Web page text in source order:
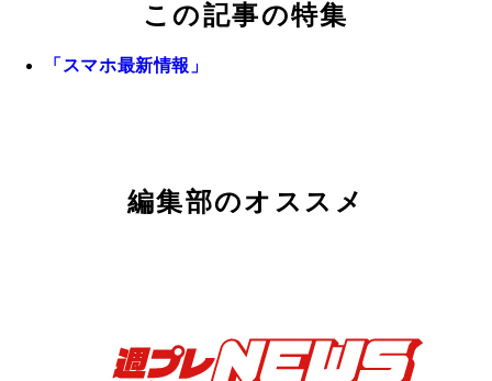
この記事の特集
「スマホ最新情報」
編集部のオススメ